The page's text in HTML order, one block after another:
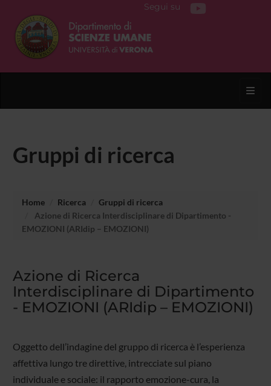
Segui su
Gruppi di ricerca
Home Ricerca
Gruppi di ricerca
Azione di Ricerca Interdisciplinare di Dipartimento -
EMOZIONI (ARIdip – EMOZIONI)
Azione di Ricerca
Interdisciplinare di Dipartimento
- EMOZIONI (ARIdip – EMOZIONI)
Oggetto dell’indagine del gruppo di ricerca è l’esperienza
affettiva lungo tre direttive, intrecciate sul piano
individuale e sociale: il rapporto emozione-cura, la